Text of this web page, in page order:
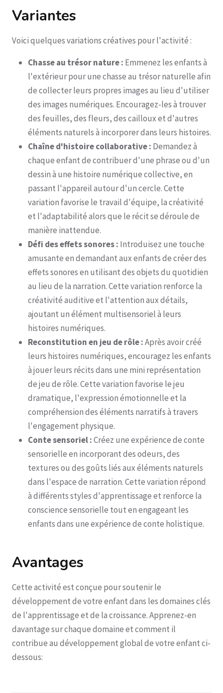
Variantes
Voici quelques variations créatives pour l'activité :
Chasse au trésor nature : Emmenez les enfants à
l'extérieur pour une chasse au trésor naturelle afin
de collecter leurs propres images au lieu d'utiliser
des images numériques. Encouragez-les à trouver
des feuilles, des fleurs, des cailloux et d'autres
éléments naturels à incorporer dans leurs histoires.
Chaîne d'histoire collaborative : Demandez à
chaque enfant de contribuer d'une phrase ou d'un
dessin à une histoire numérique collective, en
passant l'appareil autour d'un cercle. Cette
variation favorise le travail d'équipe, la créativité
et l'adaptabilité alors que le récit se déroule de
manière inattendue.
Défi des effets sonores : Introduisez une touche
amusante en demandant aux enfants de créer des
effets sonores en utilisant des objets du quotidien
au lieu de la narration. Cette variation renforce la
créativité auditive et l'attention aux détails,
ajoutant un élément multisensoriel à leurs
histoires numériques.
Reconstitution en jeu de rôle :Après avoir créé
leurs histoires numériques, encouragez les enfants
à jouer leurs récits dans une mini représentation
de jeu de rôle. Cette variation favorise le jeu
dramatique, l'expression émotionnelle et la
compréhension des éléments narratifs à travers
l'engagement physique.
Conte sensoriel :Créez une expérience de conte
sensorielle en incorporant des odeurs, des
textures ou des goûts liés aux éléments naturels
dans l'espace de narration. Cette variation répond
à différents styles d'apprentissage et renforce la
conscience sensorielle tout en engageant les
enfants dans une expérience de conte holistique.
Avantages
Cette activité est conçue pour soutenir le
développement de votre enfant dans les domaines clés
de l'apprentissage et de la croissance. Apprenez-en
davantage sur chaque domaine et comment il
contribue au développement global de votre enfant ci-
dessous: